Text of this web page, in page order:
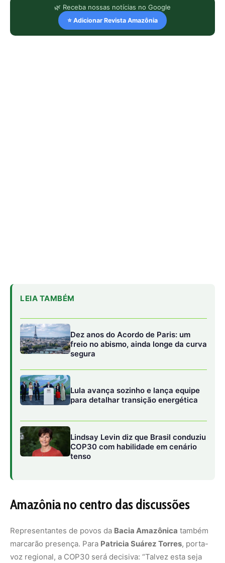
🌿 Receba nossas notícias no Google
⭐ Adicionar Revista Amazônia
LEIA TAMBÉM
Dez anos do Acordo de Paris: um
freio no abismo, ainda longe da curva
segura
Lula avança sozinho e lança equipe
para detalhar transição energética
Lindsay Levin diz que Brasil conduziu
COP30 com habilidade em cenário
tenso
Amazônia no centro das discussões
Representantes de povos da Bacia Amazônica também
marcarão presença. Para Patricia Suárez Torres, porta-
voz regional, a COP30 será decisiva: “Talvez esta seja